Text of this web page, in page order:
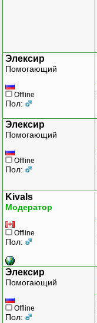
Элексир
Помогающий
Offline
Пол:
Элексир
Помогающий
Offline
Пол:
Kivals
Модератор
Offline
Пол:
Элексир
Помогающий
Offline
Пол: